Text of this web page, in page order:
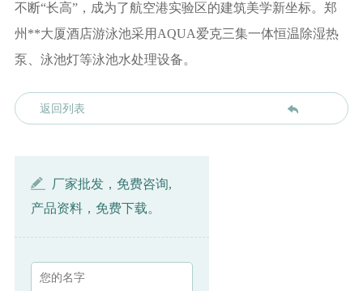
不断“长高”，成为了航空港实验区的建筑美学新坐标。郑
州**大厦酒店游泳池采用AQUA爱克三集一体恒温除湿热
泵、泳池灯等泳池水处理设备。
返回列表
厂家批发，免费咨询,
产品资料，免费下载。